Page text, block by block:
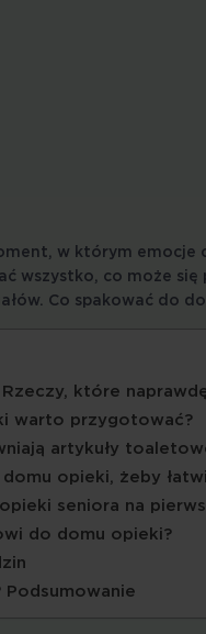
w którym emocje
wszystko, co może
Co spakować do
które
warto przygotować?
artykuły
opieki, żeby
seniora na
do domu opieki?